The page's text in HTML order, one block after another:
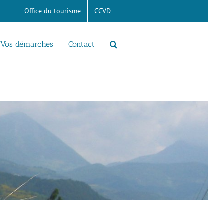
Office du tourisme CCVD
Vos démarches Contact